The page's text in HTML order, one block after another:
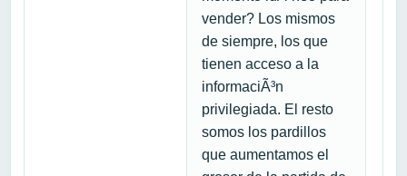
vender? Los mismos
de siempre, los que
tienen acceso a la
informaciÃ³n
privilegiada. El resto
somos los pardillos
que aumentamos el